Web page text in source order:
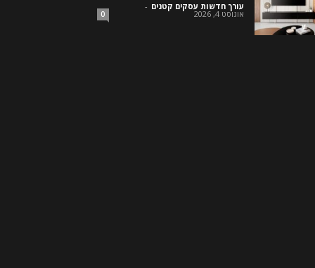
עורך חדשות עסקים קטנים -
אוגוסט 4, 2026 0